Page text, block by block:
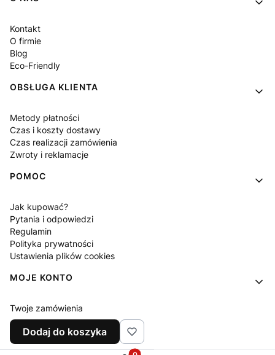
Kontakt
O firmie
Blog
Eco-Friendly
OBSŁUGA KLIENTA
Metody płatności
Czas i koszty dostawy
Czas realizacji zamówienia
Zwroty i reklamacje
POMOC
Jak kupować?
Pytania i odpowiedzi
Regulamin
Polityka prywatności
Ustawienia plików cookies
MOJE KONTO
Twoje zamówienia
Ustawienia konta
Ulubione
Dodaj do koszyka